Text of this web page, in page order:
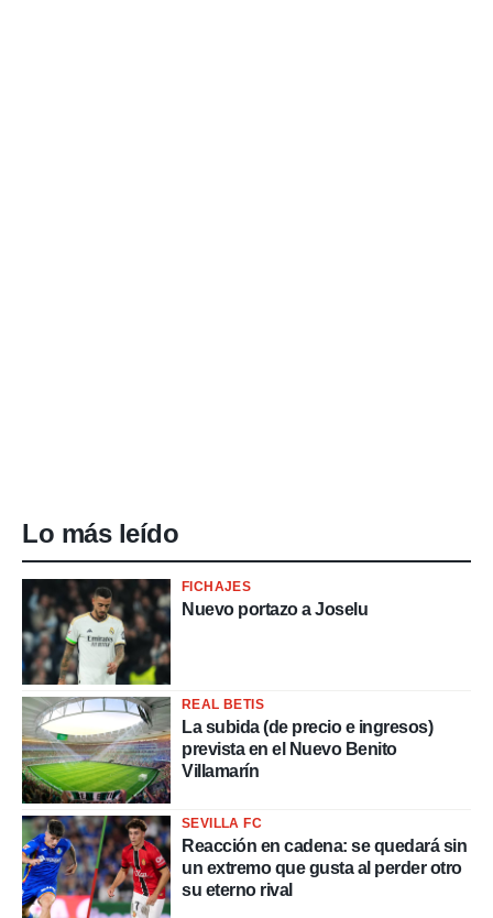
Lo más leído
FICHAJES
Nuevo portazo a Joselu
REAL BETIS
La subida (de precio e ingresos)
prevista en el Nuevo Benito
Villamarín
SEVILLA FC
Reacción en cadena: se quedará sin
un extremo que gusta al perder otro
su eterno rival